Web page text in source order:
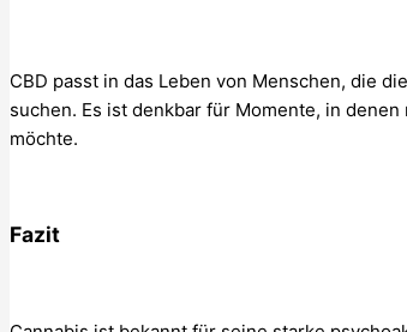
CBD passt in das Leben von Menschen, die
suchen. Es ist denkbar für Momente, in
möchte.
Fazit